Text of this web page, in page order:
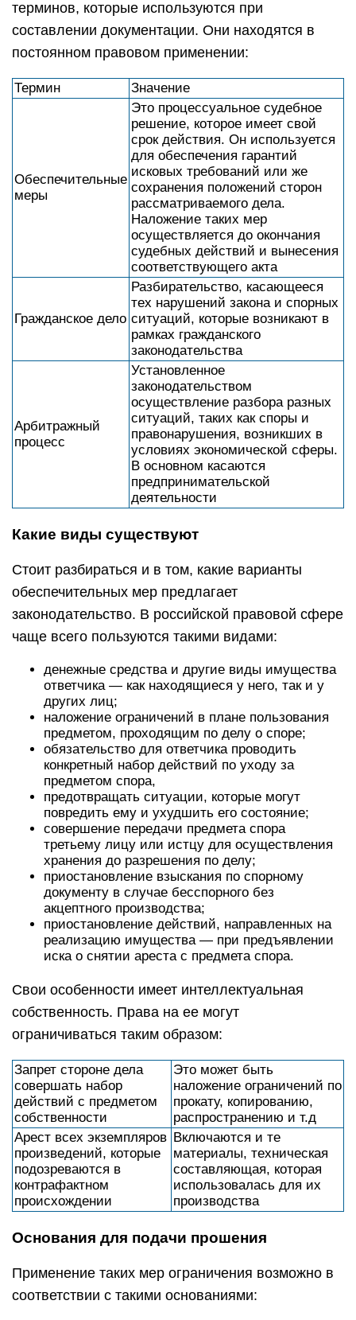
терминов, которые используются при
составлении документации. Они находятся в
постоянном правовом применении:
Термин Значение
Обеспечительные
меры
Это процессуальное судебное
решение, которое имеет свой
срок действия. Он используется
для обеспечения гарантий
исковых требований или же
сохранения положений сторон
рассматриваемого дела.
Наложение таких мер
осуществляется до окончания
судебных действий и вынесения
соответствующего акта
Гражданское дело
Разбирательство, касающееся
тех нарушений закона и спорных
ситуаций, которые возникают в
рамках гражданского
законодательства
Арбитражный
процесс
Установленное
законодательством
осуществление разбора разных
ситуаций, таких как споры и
правонарушения, возникших в
условиях экономической сферы.
В основном касаются
предпринимательской
деятельности
Какие виды существуют
Стоит разбираться и в том, какие варианты
обеспечительных мер предлагает
законодательство. В российской правовой сфере
чаще всего пользуются такими видами:
денежные средства и другие виды имущества
ответчика — как находящиеся у него, так и у
других лиц;
наложение ограничений в плане пользования
предметом, проходящим по делу о споре;
обязательство для ответчика проводить
конкретный набор действий по уходу за
предметом спора,
предотвращать ситуации, которые могут
повредить ему и ухудшить его состояние;
совершение передачи предмета спора
третьему лицу или истцу для осуществления
хранения до разрешения по делу;
приостановление взыскания по спорному
документу в случае бесспорного без
акцептного производства;
приостановление действий, направленных на
реализацию имущества — при предъявлении
иска о снятии ареста с предмета спора.
Свои особенности имеет интеллектуальная
собственность. Права на ее могут
ограничиваться таким образом:
Запрет стороне дела
совершать набор
действий с предметом
собственности
Это может быть
наложение ограничений по
прокату, копированию,
распространению и т.д
Арест всех экземпляров
произведений, которые
подозреваются в
контрафактном
происхождении
Включаются и те
материалы, техническая
составляющая, которая
использовалась для их
производства
Основания для подачи прошения
Применение таких мер ограничения возможно в
соответствии с такими основаниями: